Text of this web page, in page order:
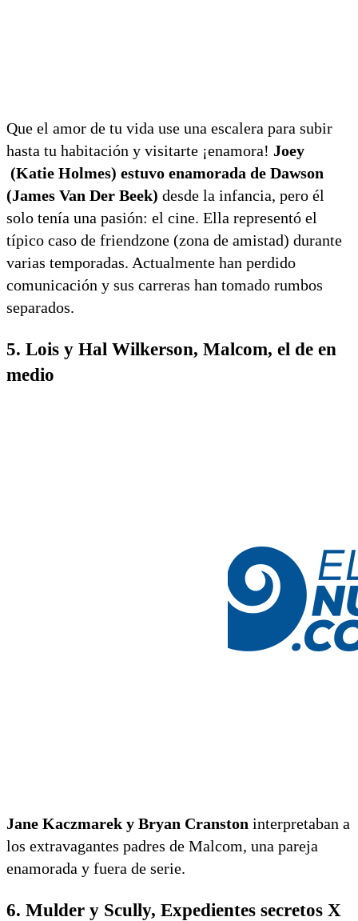
Que el amor de tu vida use una escalera para subir
hasta tu habitación y visitarte ¡enamora! Joey
(Katie Holmes) estuvo enamorada de Dawson
(James Van Der Beek) desde la infancia, pero él
solo tenía una pasión: el cine. Ella representó el
típico caso de friendzone (zona de amistad) durante
varias temporadas. Actualmente han perdido
comunicación y sus carreras han tomado rumbos
separados.
5. Lois y Hal Wilkerson, Malcom, el de en
medio
Jane Kaczmarek y Bryan Cranston interpretaban a
los extravagantes padres de Malcom, una pareja
enamorada y fuera de serie.
6. Mulder y Scully, Expedientes secretos X